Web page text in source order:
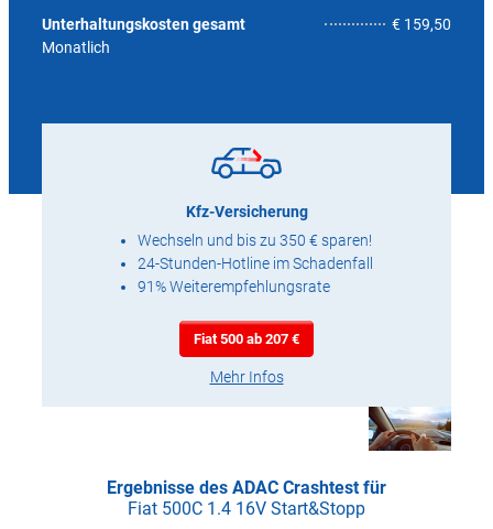
Unterhaltungskosten gesamt
Monatlich
€ 159,50
Kfz-Versicherung
Wechseln und bis zu 350 € sparen!
24-Stunden-Hotline im Schadenfall
91% Weiterempfehlungsrate
Fiat 500 ab 207 €
Mehr Infos
Ergebnisse des ADAC Crashtest für
Fiat 500C 1.4 16V Start&Stopp